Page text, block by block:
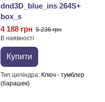
dnd3D_blue_ins 264S+
box_s
4 188 грн 5 236 грн
В наявності
Купити
Тип циліндра Ключ - тумблер
(барашек)